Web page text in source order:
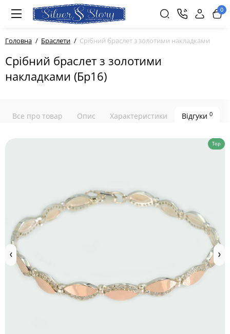
0
Головна Браслети Срібний браслет з золотими накладками
Срібний браслет з золотими
накладками (Бр16)
Все про товар Опис Характеристики Відгуки 0
Top